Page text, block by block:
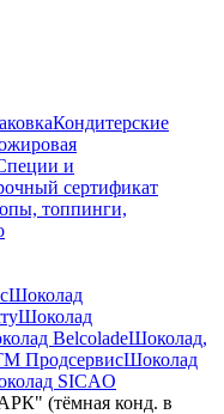
Кондитерские
и
сертификат
топпинги,
Шоколад
Шоколад
BelcoladeШоколад,
ПродсервисШоколад
SICAO
(тёмная конд. в